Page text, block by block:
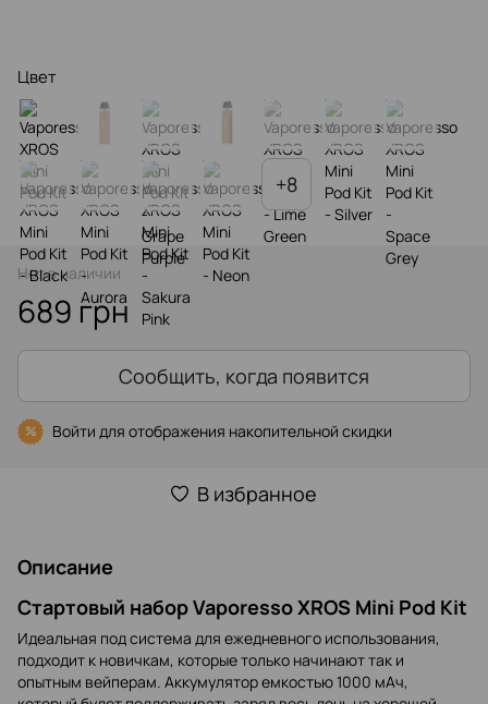
Цвет
+8
Нет в наличии
689 грн
Сообщить, когда появится
% Войти для отображения накопительной скидки
В избранное
Описание
Стартовый набор Vaporesso XROS Mini Pod Kit
Идеальная под система для ежедневного использования,
подходит к новичкам, которые только начинают так и
опытным вейперам. Аккумулятор емкостью 1000 мАч,